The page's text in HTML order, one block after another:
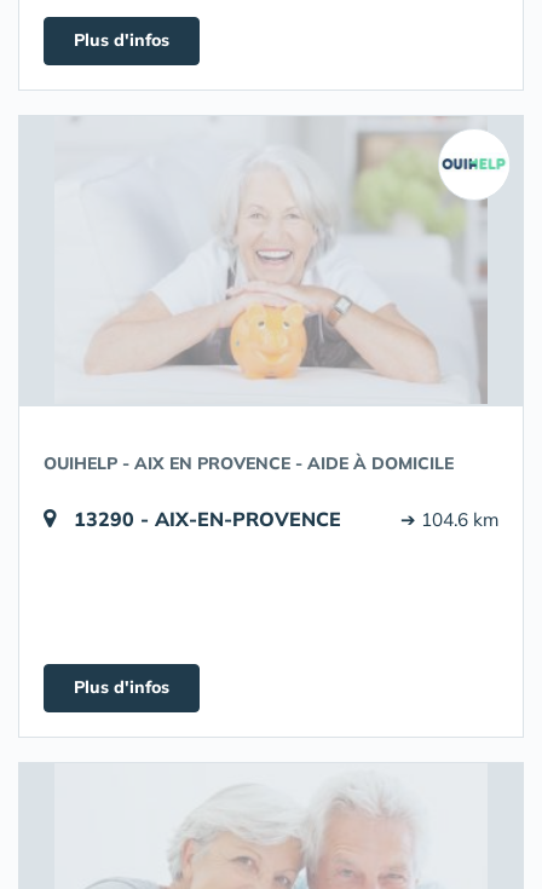
Plus d'infos
OUIHELP - AIX EN PROVENCE - AIDE À DOMICILE
13290 - AIX-EN-PROVENCE ➔ 104.6 km
Plus d'infos